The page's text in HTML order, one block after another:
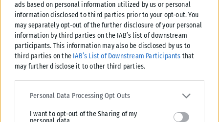
ads based on personal information utilized by us or personal
information disclosed to third parties prior to your opt-out. You
may separately opt-out of the further disclosure of your personal
information by third parties on the IAB’s list of downstream
participants. This information may also be disclosed by us to
third parties on the IAB’s List of Downstream Participants that
may further disclose it to other third parties.
Please note that this website/app uses one or more Google
services and may gather and store information including but not
deny consent to Google and its third-party tags to use your data
Personal Data Processing Opt Outs
I want to opt-out of the Sharing of my
Βουλγαρία: Drone εξερράγη κοντά σε αγωγό φυσικού αερίου
– Η Σόφια κάλεσε την Ουκρανή πρέσβη για εξηγήσεις
Συναγερμός σήμανε στη Βουλγαρία μετά την πτώση και έκρηξη μη
επανδρωμένου αεροσκάφους κοντά στα σύνορα με τη Ρουμανία και
σε...
ΑΝΑΡΤΉΘΗΚΕ ΑΠΌΔΉΜΗΤΡΑ ΚΑΤΡΑΜΆΔΟΥ 08/08/2026